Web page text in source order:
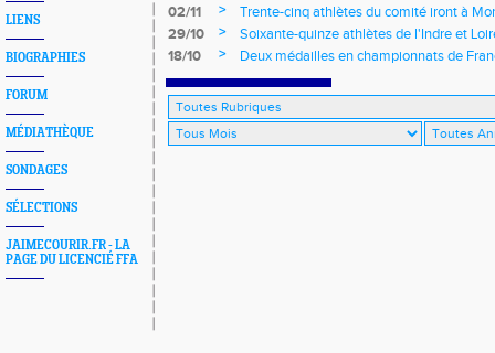
LIENS
BIOGRAPHIES
FORUM
MÉDIATHÈQUE
SONDAGES
SÉLECTIONS
JAIMECOURIR.FR - LA
PAGE DU LICENCIÉ FFA
02/11
>
Trente-cinq athlètes du comité iront à
29/10
>
Soixante-quinze athlètes de l'Indre et
régionaux de cross-country 2021
18/10 > Deux médailles en championnats de